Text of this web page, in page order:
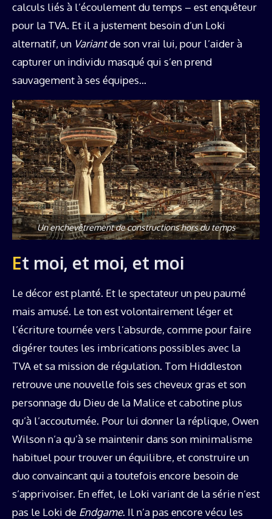
calculs liés à l’écoulement du temps – est enquêteur
pour la TVA. Et il a justement besoin d’un Loki
alternatif, un Variantde son vrai lui, pour l’aider à
capturer un individu masqué qui s’en prend
sauvagement à ses équipes…
Un enchevêtrement de constructions hors du temps
Et moi, et moi, et moi
Le décor est planté. Et le spectateur un peu paumé
mais amusé. Le ton est volontairement léger et
l’écriture tournée vers l’absurde, comme pour faire
digérer toutes les imbrications possibles avec la
TVA et sa mission de régulation. Tom Hiddleston
retrouve une nouvelle fois ses cheveux gras et son
personnage du Dieu de la Malice et cabotine plus
qu’à l’accoutumée. Pour lui donner la réplique, Owen
Wilson n’a qu’à se maintenir dans son minimalisme
habituel pour trouver un équilibre, et construire un
duo convaincant qui a toutefois encore besoin de
s’apprivoiser. En effet, le Loki variant de la série n’est
pas le Loki de Endgame. Il n’a pas encore vécu les